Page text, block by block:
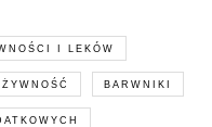
I LEKÓW
BARWNIKI